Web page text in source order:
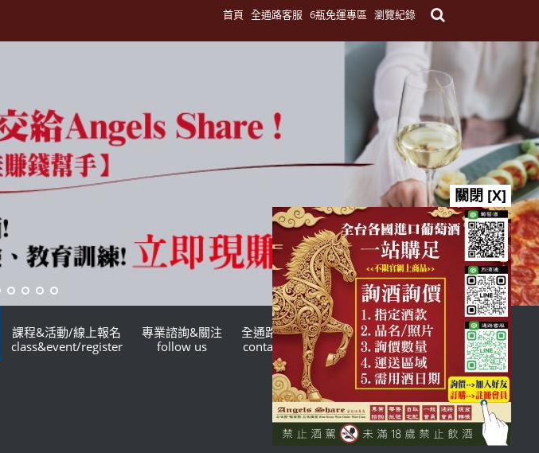
首頁 全通路客服 6瓶免運專區 瀏覽紀錄
課程&活動/線上報名
class&event/register
專業諮詢&關注
follow us
全通路客服
contact us
台灣酒商聯盟
TWSMA
關閉 [X]